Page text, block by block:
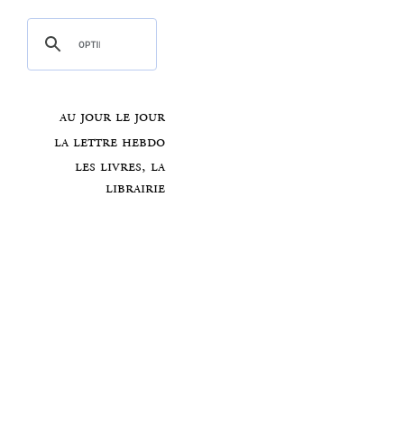
au jour le jour
la lettre hebdo
les livres, la
librairie